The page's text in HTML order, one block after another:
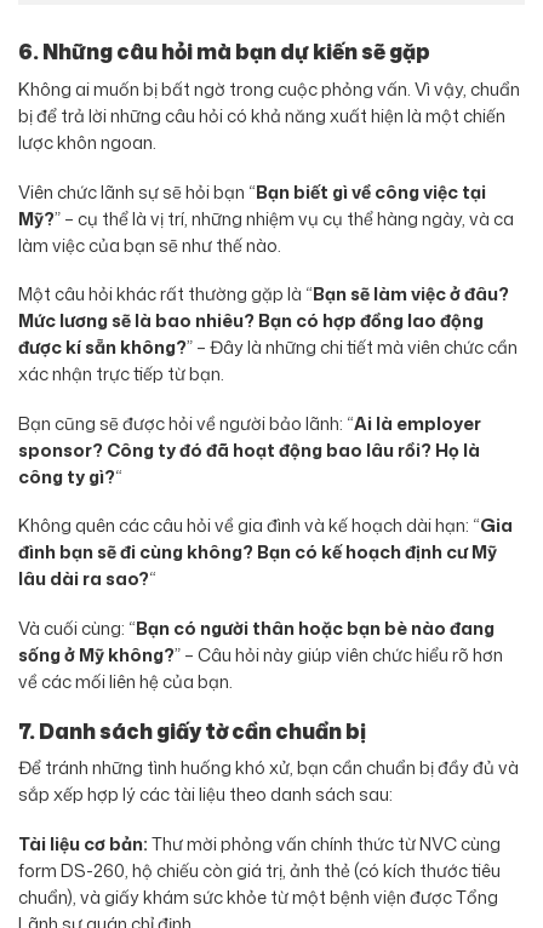
6. Những câu hỏi mà bạn dự kiến sẽ gặp
Không ai muốn bị bất ngờ trong cuộc phỏng vấn. Vì vậy, chuẩn
bị để trả lời những câu hỏi có khả năng xuất hiện là một chiến
lược khôn ngoan.
Viên chức lãnh sự sẽ hỏi bạn “Bạn biết gì về công việc tại
Mỹ?” – cụ thể là vị trí, những nhiệm vụ cụ thể hàng ngày, và ca
làm việc của bạn sẽ như thế nào.
Một câu hỏi khác rất thường gặp là “Bạn sẽ làm việc ở đâu?
Mức lương sẽ là bao nhiêu? Bạn có hợp đồng lao động
được kí sẵn không?” – Đây là những chi tiết mà viên chức cần
xác nhận trực tiếp từ bạn.
Bạn cũng sẽ được hỏi về người bảo lãnh: “Ai là employer
sponsor? Công ty đó đã hoạt động bao lâu rồi? Họ là
công ty gì?“
Không quên các câu hỏi về gia đình và kế hoạch dài hạn: “Gia
đình bạn sẽ đi cùng không? Bạn có kế hoạch định cư Mỹ
lâu dài ra sao?“
Và cuối cùng: “Bạn có người thân hoặc bạn bè nào đang
sống ở Mỹ không?” – Câu hỏi này giúp viên chức hiểu rõ hơn
về các mối liên hệ của bạn.
7. Danh sách giấy tờ cần chuẩn bị
Để tránh những tình huống khó xử, bạn cần chuẩn bị đầy đủ và
sắp xếp hợp lý các tài liệu theo danh sách sau:
Tài liệu cơ bản:Thư mời phỏng vấn chính thức từ NVC cùng
form DS-260, hộ chiếu còn giá trị, ảnh thẻ (có kích thước tiêu
chuẩn), và giấy khám sức khỏe từ một bệnh viện được Tổng